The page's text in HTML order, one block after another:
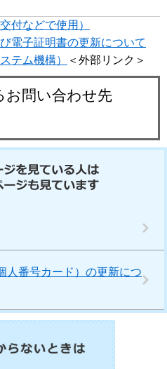
付などで使用）
電子証明書の更新について
テム機構）
＜外部リンク＞
お問い合わせ先
人番号カード）の更新につ